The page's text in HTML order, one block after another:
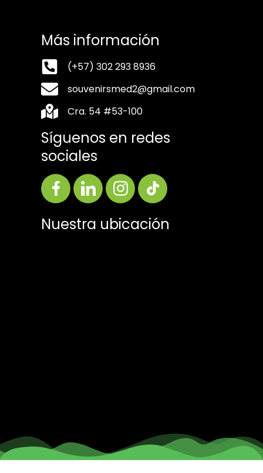
Más información
(+57) 302 293 8936
souvenirsmed2@gmail.com
Cra. 54 #53-100
Síguenos en redes
sociales
Nuestra ubicación